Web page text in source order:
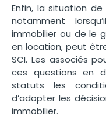
Enfin, la situation de
notamment
immobilier ou de le
en location, peut
SCI. Les associés
ces questions en
statuts les
d’adopter les
immobilier.